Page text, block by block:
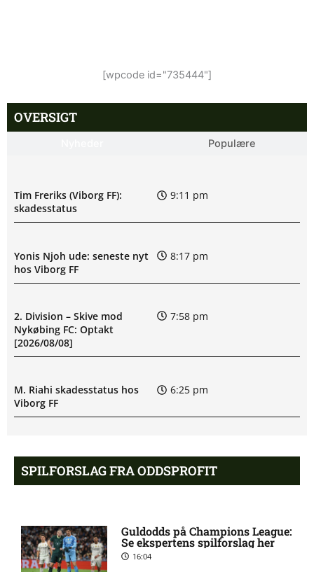
[wpcode id="735444"]
OVERSIGT
Populære
Tim Freriks (Viborg FF):
skadesstatus
9:11 pm
Yonis Njoh ude: seneste nyt
hos Viborg FF
8:17 pm
2. Division – Skive mod
Nykøbing FC: Optakt
[2026/08/08]
7:58 pm
M. Riahi skadesstatus hos
Viborg FF
6:25 pm
skade hos Bodø/Glimt
Bodo/Glimt: Optakt,
forventede opstillinger,
skader og karantæner
[2026/08/08]
SPILFORSLAG FRA ODDSPROFIT
Guldodds på Champions League:
Se ekspertens spilforslag her
16:04